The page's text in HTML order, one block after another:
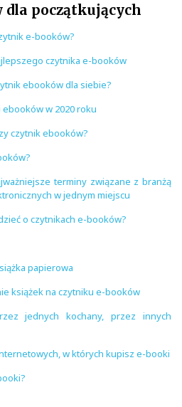
początkujących
e-booków?
czytnika e-booków
ebooków dla siebie?
w 2020 roku
czytnik ebooków?
terminy związane z branżą
w jednym miejscu
o czytnikach e-booków?
papierowa
książek na czytniku e-booków
jednych kochany, przez innych
w których kupisz e-booki